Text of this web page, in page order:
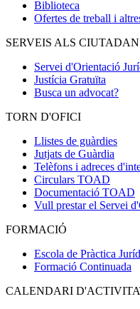
Biblioteca
Ofertes de treball i
SERVEIS ALS
Servei d'Orientació
Justícia Gratuïta
Busca un advocat?
TORN D'OFICI
Llistes de guàrdies
Jutjats de Guàrdia
Telèfons i adreces
Circulars TOAD
Documentació TOAD
Vull prestar el Servei
FORMACIÓ
Escola de Pràctica
Formació Continuada
CALENDARI